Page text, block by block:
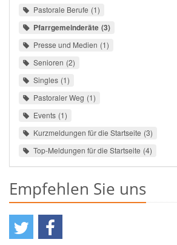
Pastorale Berufe 1
Pfarrgemeinderäte 3
Presse und Medien 1
Senioren 2
Singles 1
Pastoraler Weg 1
Events 1
Kurzmeldungen für die Startseite 3
Top-Meldungen für die Startseite 4
Empfehlen Sie uns